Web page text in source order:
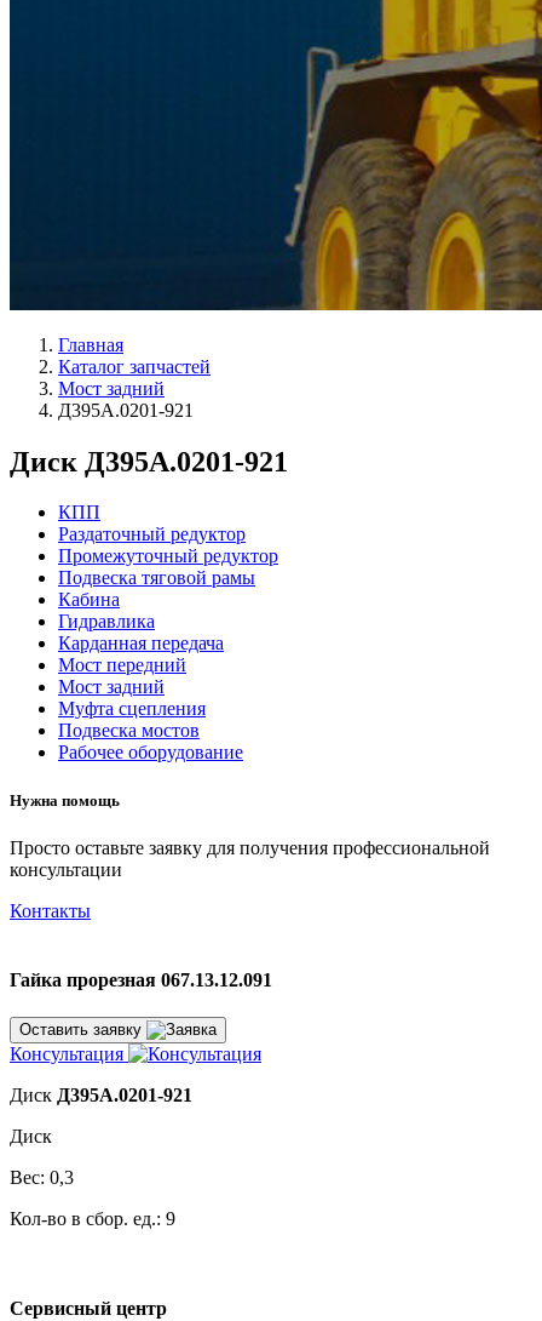
Главная
Каталог запчастей
Мост задний
Д395А.0201-921
Диск Д395А.0201-921
КПП
Раздаточный редуктор
Промежуточный редуктор
Подвеска тяговой рамы
Кабина
Гидравлика
Карданная передача
Мост передний
Мост задний
Муфта сцепления
Подвеска мостов
Рабочее оборудование
Нужна помощь
Просто оставьте заявку для получения профессиональной
консультации
Контакты
Гайка прорезная 067.13.12.091
Оставить заявку
Консультация
Диск Д395А.0201-921
Диск
Вес: 0,3
Кол-во в сбор. ед.: 9
Сервисный центр